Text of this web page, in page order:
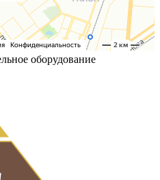
оборудование